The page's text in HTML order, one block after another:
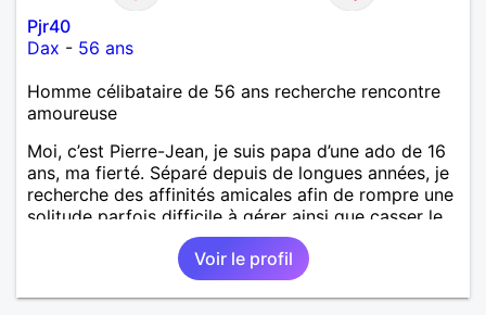
Pjr40
Dax - 56 ans
Homme célibataire de 56 ans recherche rencontre
amoureuse
Moi, c’est Pierre-Jean, je suis papa d’une ado de 16
ans, ma fierté. Séparé depuis de longues années, je
recherche des affinités amicales afin de rompre une
solitude parfois difficile à gérer ainsi que casser le
vague à l’âme. L’amitié reste extrêmement
importante à mes yeux mais peut se décliner en des
sentiments plus puissants. « Le temps fera son
œuvre » disait Arthur Schopenhauer, philosophe
Voir le profil